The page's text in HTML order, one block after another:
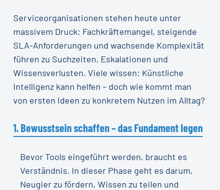
Serviceorganisationen stehen heute unter
massivem Druck: Fachkräftemangel, steigende
SLA-Anforderungen und wachsende Komplexität
führen zu Suchzeiten, Eskalationen und
Wissensverlusten. Viele wissen: Künstliche
Intelligenz kann helfen – doch wie kommt man
von ersten Ideen zu konkretem Nutzen im Alltag?
1. Bewusstsein schaffen – das Fundament legen
Bevor Tools eingeführt werden, braucht es
Verständnis. In dieser Phase geht es darum,
Neugier zu fördern, Wissen zu teilen und